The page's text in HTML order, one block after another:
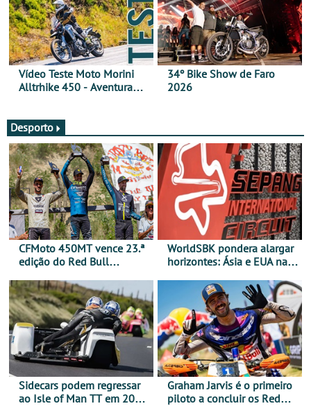
Vídeo Teste Moto Morini
Alltrhike 450 - Aventura
34º Bike Show de Faro
2026
Desporto
CFMoto 450MT vence 23.ª
edição do Red Bull
Categorias Adventure -
Vitória na Ultimate, Core e
Lite
WorldSBK pondera alargar
horizontes: Ásia e EUA na
Sidecars podem regressar
ao Isle of Man TT em 2027
Graham Jarvis é o primeiro
piloto a concluir os Red